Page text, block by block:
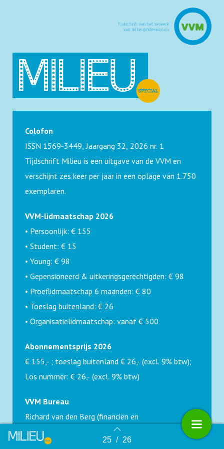
Terug naar overzicht 25 / 26
Colofon
ISSN 1569-3449, Jaargang 32, 2026 nr. 1
Tijdschrift Milieu is een uitgave van de VVM en
verschijnt zes keer per jaar in een oplage van 1.750
exemplaren.
VVM-lidmaatschap 2026
• Persoonlijk: € 155
• Student: € 15
• Young: € 98
• Gepensioneerd & uitkeringsgerechtigden: € 98
• Proeflidmaatschap 6 maanden: € 80
• Toeslag buitenland: € 26
• Organisatielidmaatschap: vanaf € 500
Abonnementsprijs 2026
€ 155,- ; toeslag buitenland € 26,- (excl. 9% btw);
Los nummer: € 26,- (excl. 9% btw)
VVM Bureau
Richard van den Berg (financiën en
ledenadministratie), Sara Jantzen
(communicatie), Anouska Plasmeijer (directeur), Isa